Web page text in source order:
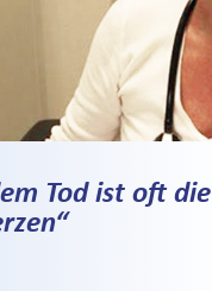
Tod ist oft die